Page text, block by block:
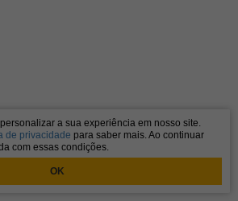
a sua experiência em nosso site.
de privacidade para saber mais. Ao continuar
com essas condições.
OK